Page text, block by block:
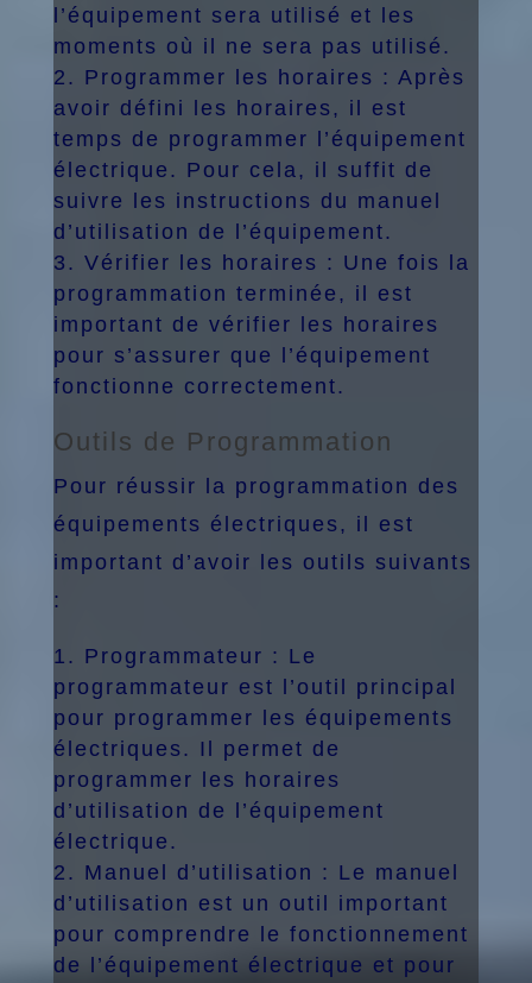
l’équipement sera utilisé et les
moments où il ne sera pas utilisé.
Programmer les horaires : Après
avoir défini les horaires, il est
temps de programmer l’équipement
électrique. Pour cela, il suffit de
suivre les instructions du manuel
d’utilisation de l’équipement.
Vérifier les horaires : Une fois la
programmation terminée, il est
important de vérifier les horaires
pour s’assurer que l’équipement
fonctionne correctement.
Outils de Programmation
Pour réussir la programmation des
équipements électriques, il est
important d’avoir les outils suivants
:
Programmateur : Le
programmateur est l’outil principal
pour programmer les équipements
électriques. Il permet de
programmer les horaires
d’utilisation de l’équipement
électrique.
Manuel d’utilisation : Le manuel
d’utilisation est un outil important
pour comprendre le fonctionnement
de l’équipement électrique et pour